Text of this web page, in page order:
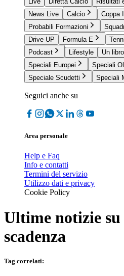
News Live
Calcio Coppa
Probabili Formazioni
Drive UP
Formula E
Podcast
Lifestyle
Un
Speciali Europei
Speciali
Speciale Scudetti
Speciali
Seguici anche su
Area personale
Help e Faq
Info e contatti
Termini del servizio
Utilizzo dati e privacy
Cookie Policy
Ultime notizie su
scadenza
Tag correlati: